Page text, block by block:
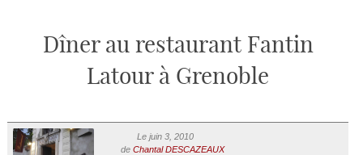
Dîner au restaurant Fantin
Latour à Grenoble
Le juin 3, 2010
de Chantal DESCAZEAUX